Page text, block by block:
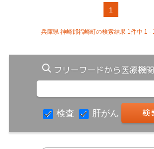
1
兵庫県 神崎郡福崎町の検索結果 1件中 1 -
フリーワードから医療機
検査 肝がん